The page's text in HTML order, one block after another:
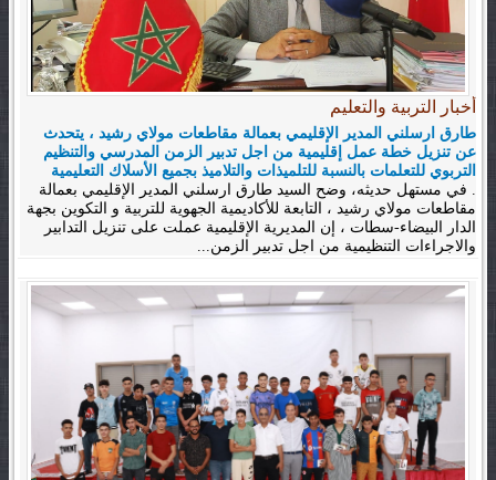
أخبار التربية والتعليم
طارق ارسلني المدير الإقليمي بعمالة مقاطعات مولاي رشيد ، يتحدث
عن تنزيل خطة عمل إقليمية من اجل تدبير الزمن المدرسي والتنظيم
التربوي للتعلمات بالنسبة للتلميذات والتلاميذ بجميع الأسلاك التعليمية
. في مستهل حديثه، وضح السيد طارق ارسلني المدير الإقليمي بعمالة
مقاطعات مولاي رشيد ، التابعة للأكاديمية الجهوية للتربية و التكوين بجهة
الدار البيضاء-سطات ، إن المديرية الإقليمية عملت على تنزيل التدابير
والاجراءات التنظيمية من اجل تدبير الزمن...